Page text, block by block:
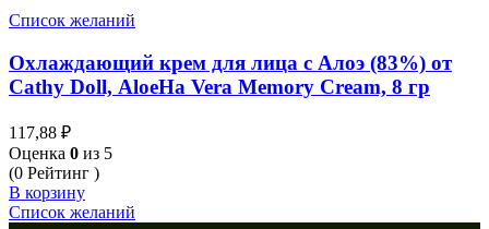
Список желаний
Охлаждающий крем для лица с Алоэ (83%) от
Cathy Doll, AloeHa Vera Memory Cream, 8 гр
117,88 ₽
Оценка 0 из 5
(0 Рейтинг )
В корзину
Список желаний